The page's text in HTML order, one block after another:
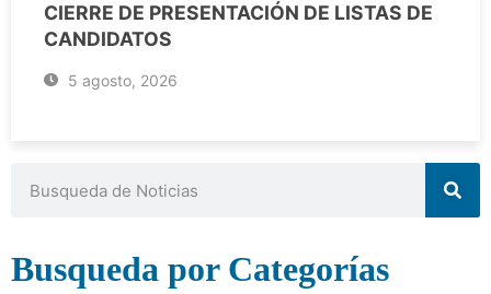
CIERRE DE PRESENTACIÓN DE LISTAS DE
CANDIDATOS
5 agosto, 2026
Busqueda por Categorías